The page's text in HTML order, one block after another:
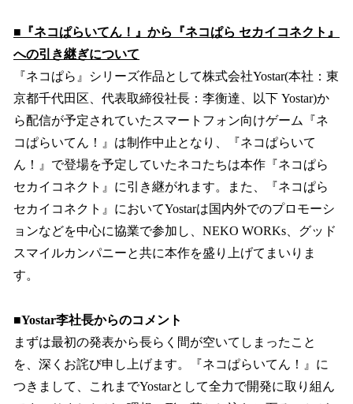
■『ネコぱらいてん！』から『ネコぱら セカイコネクト』
への引き継ぎについて
『ネコぱら』シリーズ作品として株式会社Yostar(本社：東
京都千代田区、代表取締役社長：李衡達、以下 Yostar)か
ら配信が予定されていたスマートフォン向けゲーム『ネ
コぱらいてん！』は制作中止となり、『ネコぱらいて
ん！』で登場を予定していたネコたちは本作『ネコぱら
セカイコネクト』に引き継がれます。また、『ネコぱら
セカイコネクト』においてYostarは国内外でのプロモーシ
ョンなどを中心に協業で参加し、NEKO WORKs、グッド
スマイルカンパニーと共に本作を盛り上げてまいりま
す。
■Yostar李社長からのコメント
まずは最初の発表から長らく間が空いてしまったこと
を、深くお詫び申し上げます。『ネコぱらいてん！』に
つきまして、これまでYostarとして全力で開発に取り組ん